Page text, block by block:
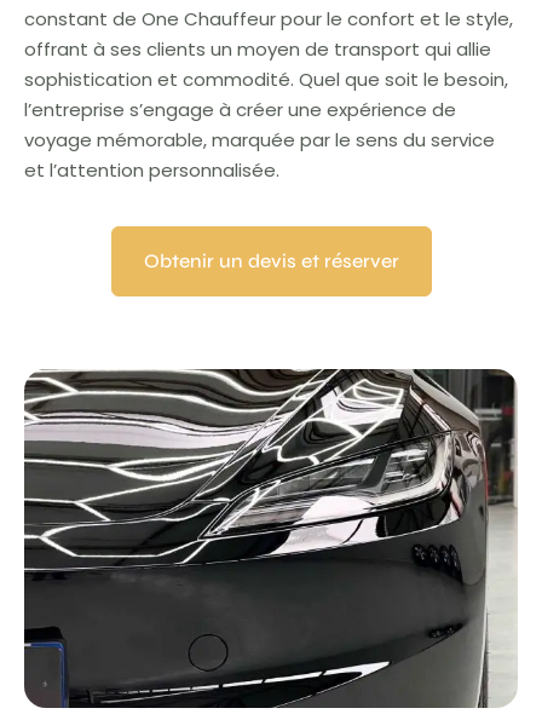
constant de One Chauffeur pour le confort et le style,
offrant à ses clients un moyen de transport qui allie
sophistication et commodité. Quel que soit le besoin,
l’entreprise s’engage à créer une expérience de
voyage mémorable, marquée par le sens du service
et l’attention personnalisée.
Obtenir un devis et réserver